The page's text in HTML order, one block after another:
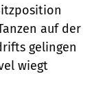
auf der
gelingen
wiegt